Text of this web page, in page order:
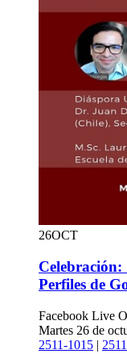
26OCT
Celebración:
Perfiles de
Facebook Live
Martes 26 de
2511-1015 |